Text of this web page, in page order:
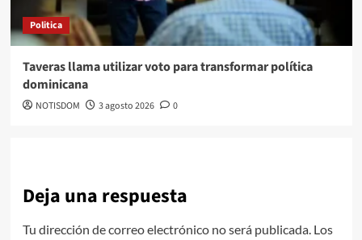
Politica
Taveras llama utilizar voto para transformar política
dominicana
NOTISDOM 3 agosto 2026 0
Deja una respuesta
Tu dirección de correo electrónico no será publicada. Los